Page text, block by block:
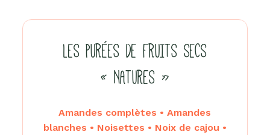
LES PURÉES DE FRUITS SECS
« NATURES »
Amandes complètes • Amandes
blanches • Noisettes • Noix de cajou •